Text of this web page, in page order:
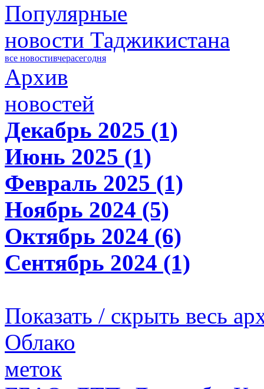
Популярные
новости Таджикистана
все новостивчерасегодня
Архив
новостей
Декабрь 2025 (1)
Июнь 2025 (1)
Февраль 2025 (1)
Ноябрь 2024 (5)
Октябрь 2024 (6)
Сентябрь 2024 (1)
Показать / скрыть весь
Облако
меток